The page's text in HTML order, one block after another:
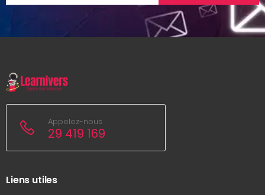
Appelez-nous
29 419 169
Liens utiles